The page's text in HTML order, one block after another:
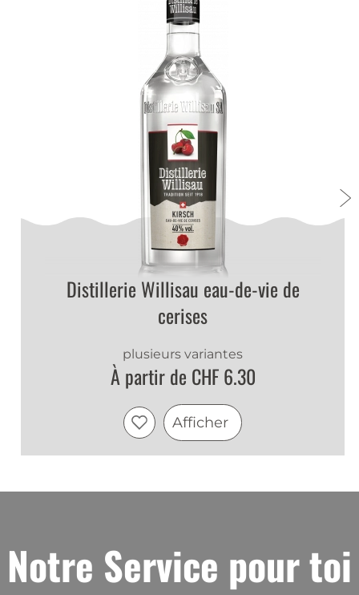
Distillerie Willisau eau-de-vie de
cerises
plusieurs variantes
À partir de CHF 6.30
Afficher
Notre Service pour toi